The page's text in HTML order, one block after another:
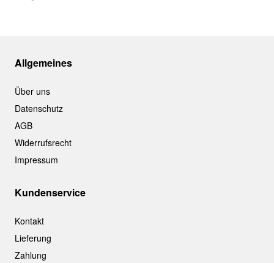
Allgemeines
Über uns
Datenschutz
AGB
Widerrufsrecht
Impressum
Kundenservice
Kontakt
Lieferung
Zahlung